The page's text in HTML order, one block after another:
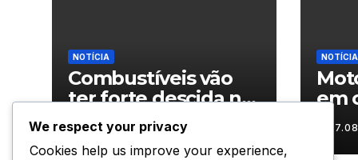
NOTÍCIA
Combustíveis vão
ter forte descida na
próxima semana
07.08.2026
NOTÍCIA
em
We respect your privacy
Cookies help us improve your experience,